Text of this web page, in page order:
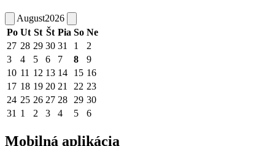
August2026
Po Ut St Št Pia So Ne
27 28 29 30 31 1
2
3
4 5 6 7 8
9
10 11 12 13 14 15 16
17 18 19 20 21 22 23
24 25 26 27 28 29 30
31 1 2 3 4 5 6
Mobilná aplikácia